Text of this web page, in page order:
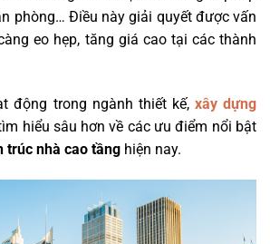
phòng… Điều này giải quyết được vấn
eo hẹp, tăng giá cao tại các thành
động trong ngành thiết kế, xây dựng
hiểu sâu hơn về các ưu điểm nổi bật
trúc nhà cao tầng hiện nay.